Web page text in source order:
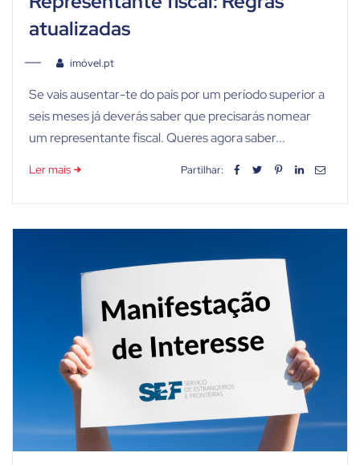
atualizadas
imóvel.pt
Se vais ausentar-te do país por um período superior a
seis meses já deverás saber que precisarás nomear
um representante fiscal. Queres agora saber...
Ler mais Partilhar: